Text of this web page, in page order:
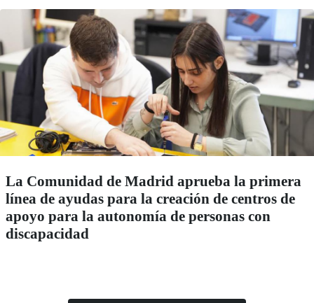
La Comunidad de Madrid aprueba la primera
línea de ayudas para la creación de centros de
apoyo para la autonomía de personas con
discapacidad